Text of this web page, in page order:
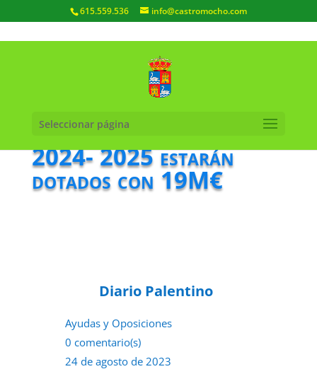
615.559.536 info@castromocho.com
Seleccionar página
Los Planes Provinciales
2024- 2025 estarán
dotados con 19M€
Diario Palentino
Ayudas y Oposiciones
0 comentario(s)
24 de agosto de 2023